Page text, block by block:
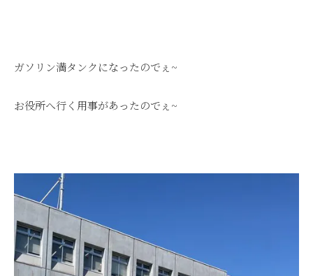
ガソリン満タンクになったのでぇ~
お役所へ行く用事があったのでぇ~